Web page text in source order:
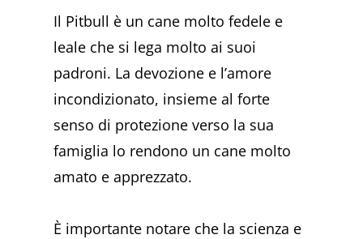
Il Pitbull è un cane molto fedele e
leale che si lega molto ai suoi
padroni. La devozione e l’amore
incondizionato, insieme al forte
senso di protezione verso la sua
famiglia lo rendono un cane molto
amato e apprezzato.
È importante notare che la scienza e